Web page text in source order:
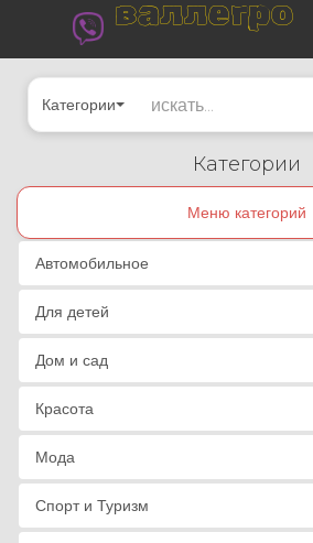
валлегро
Категории
Категории
Меню категорий
Автомобильное
Для детей
Дом и сад
Красота
Мода
Спорт и Туризм